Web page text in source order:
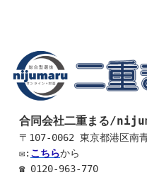
合同会社二重まる/
〒107-0062 東京都港区南
✉: こちらから
☎ 0120-963-770